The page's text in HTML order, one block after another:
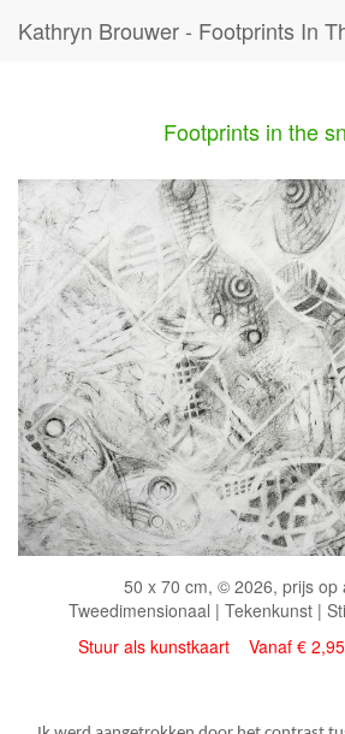
Footprints in the
50 x 70 cm, © 2026, prijs op
Tweedimensionaal | Tekenkunst |
Stuur als kunstkaart Vanaf €